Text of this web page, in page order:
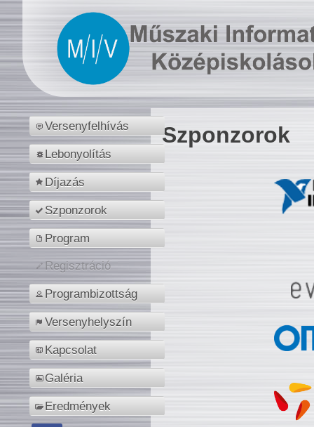
Versenyfelhívás
Lebonyolítás
Díjazás
Szponzorok
Program
Regisztráció
Programbizottság
Versenyhelyszín
Kapcsolat
Galéria
Eredmények
Szponzorok